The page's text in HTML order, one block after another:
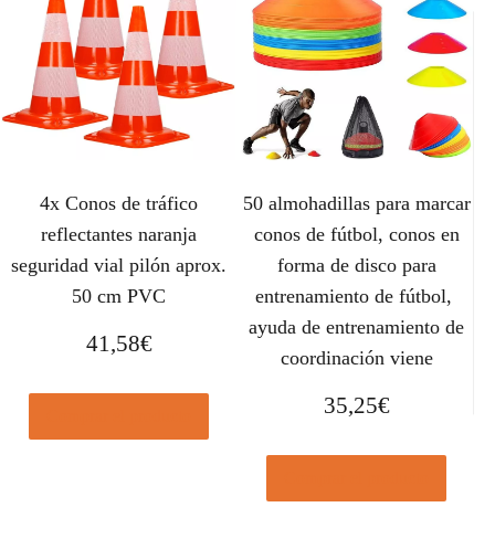
4x Conos de tráfico
reflectantes naranja
seguridad vial pilón aprox.
50 cm PVC
41,58€
50 almohadillas para marcar
conos de fútbol, ​​conos en
forma de disco para
entrenamiento de fútbol, ​​
ayuda de entrenamiento de
coordinación viene
35,25€